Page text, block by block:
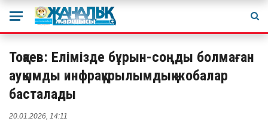
Тоқаев: Елімізде бұрын-соңды болмаған
ауқымды инфрақұрылымдық жобалар
басталады
20.01.2026, 14:11